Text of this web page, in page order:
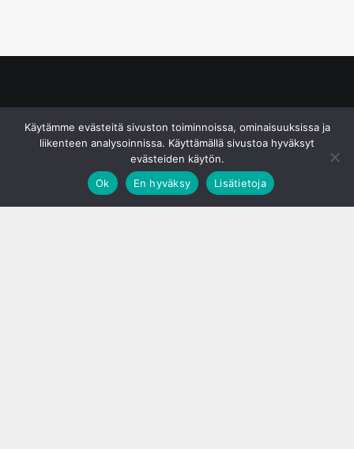
Käytämme evästeitä sivuston toiminnoissa, ominaisuuksissa ja
liikenteen analysoinnissa. Käyttämällä sivustoa hyväksyt
evästeiden käytön.
Ok
En hyväksy Lisätietoja